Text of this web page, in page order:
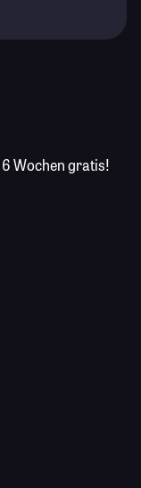
6 Wochen gratis!